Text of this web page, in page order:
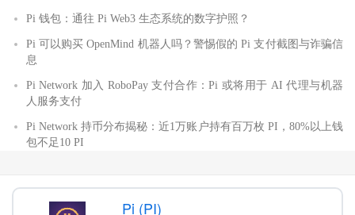
Pi 钱包：通往 Pi Web3 生态系统的数字护照？
Pi 可以购买 OpenMind 机器人吗？警惕假的 Pi 支付截图与诈骗信
息
Pi Network 加入 RoboPay 支付合作：Pi 或将用于 AI 代理与机器
人服务支付
Pi Network 持币分布揭秘：近1万账户持有百万枚 PI，80%以上钱
包不足10 PI
Pi (PI)